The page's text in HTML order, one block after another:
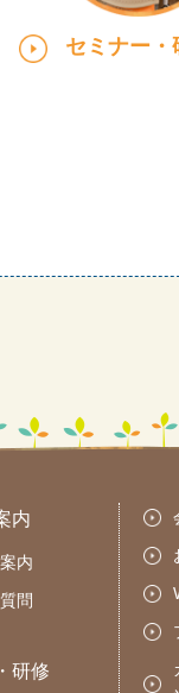
セミナー・
内
内
問
研修